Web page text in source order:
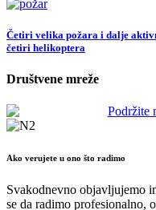
Četiri velika požara i dalje
četiri helikoptera
Društvene mreže
Ako verujete u ono što radimo
Svakodnevno objavljujemo
se da radimo profesionalno,